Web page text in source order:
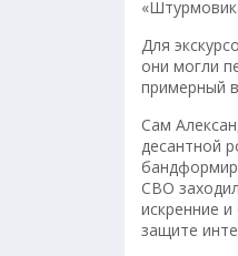
Для
они могли
примерный
Сам
десантной
СВО
искренние
защите